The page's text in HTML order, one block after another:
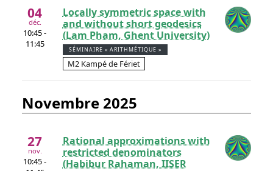
04
déc.
10:45 -
11:45
Locally symmetric space with
and without short geodesics
(Lam Pham, Ghent University)
SÉMINAIRE « ARITHMÉTIQUE »
M2 Kampé de Fériet
novembre 2025
27
nov.
10:45 -
Rational approximations with
restricted denominators
(Habibur Rahaman, IISER